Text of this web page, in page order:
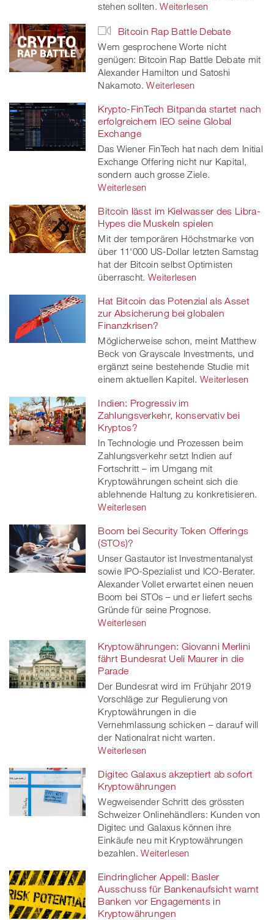
stehen sollten. Weiterlesen
Bitcoin Rap Battle Debate
Wem gesprochene Worte nicht
genügen: Bitcoin Rap Battle Debate mit
Alexander Hamilton und Satoshi
Nakamoto. Weiterlesen
Krypto-FinTech Bitpanda startet nach
erfolgreichem IEO seine Global
Exchange
Das Wiener FinTech hat nach dem Initial
Exchange Offering nicht nur Kapital,
sondern auch grosse Ziele.
Weiterlesen
Bitcoin lässt im Kielwasser des Libra-
Hypes die Muskeln spielen
Mit der temporären Höchstmarke von
über 11'000 US-Dollar letzten Samstag
hat der Bitcoin selbst Optimisten
überrascht. Weiterlesen
Hat Bitcoin das Potenzial als Asset
zur Absicherung bei globalen
Finanzkrisen?
Möglicherweise schon, meint Matthew
Beck von Grayscale Investments, und
ergänzt seine bestehende Studie mit
einem aktuellen Kapitel. Weiterlesen
Indien: Progressiv im
Zahlungsverkehr, konservativ bei
Kryptos?
In Technologie und Prozessen beim
Zahlungsverkehr setzt Indien auf
Fortschritt – im Umgang mit
Kryptowährungen scheint sich die
ablehnende Haltung zu konkretisieren.
Weiterlesen
Boom bei Security Token Offerings
(STOs)?
Unser Gastautor ist Investmentanalyst
sowie IPO-Spezialist und ICO-Berater.
Alexander Vollet erwartet einen neuen
Boom bei STOs – und er liefert sechs
Gründe für seine Prognose.
Weiterlesen
Kryptowährungen: Giovanni Merlini
fährt Bundesrat Ueli Maurer in die
Parade
Der Bundesrat wird im Frühjahr 2019
Vorschläge zur Regulierung von
Kryptowährungen in die
Vernehmlassung schicken – darauf will
der Nationalrat nicht warten.
Weiterlesen
Digitec Galaxus akzeptiert ab sofort
Kryptowährungen
Wegweisender Schritt des grössten
Schweizer Onlinehändlers: Kunden von
Digitec und Galaxus können ihre
Einkäufe neu mit Kryptowährungen
bezahlen. Weiterlesen
Eindringlicher Appell: Basler
Ausschuss für Bankenaufsicht warnt
Banken vor Engagements in
Kryptowährungen